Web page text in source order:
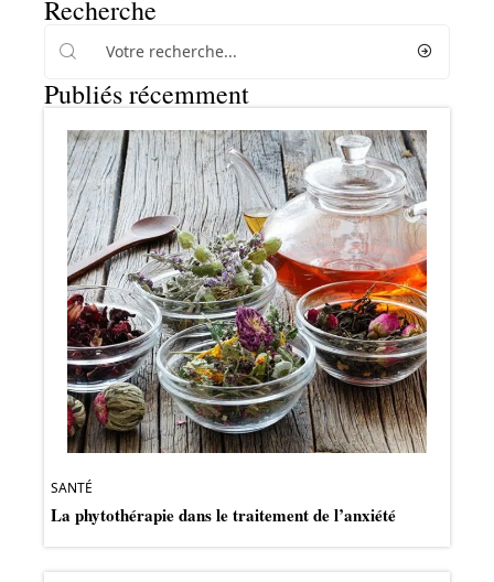
Recherche
Publiés récemment
SANTÉ
La phytothérapie dans le traitement de l’anxiété